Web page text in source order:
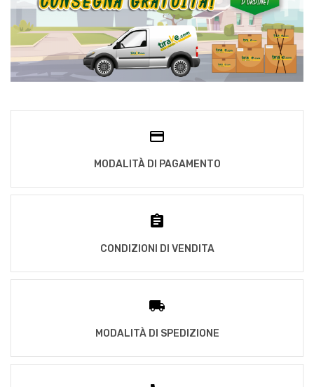
MODALITÀ DI PAGAMENTO
CONDIZIONI DI VENDITA
MODALITÀ DI SPEDIZIONE